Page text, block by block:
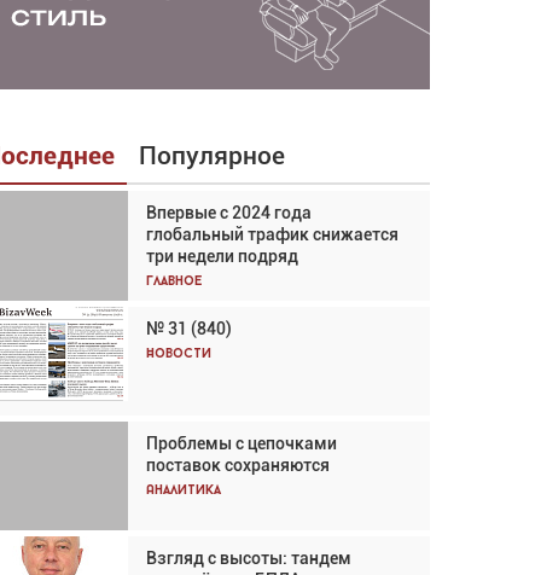
Популярное
Впервые с 2024 года
глобальный трафик снижается
три недели подряд
Главное
№ 31 (840)
Новости
Проблемы с цепочками
поставок сохраняются
Аналитика
Взгляд с высоты: тандем
Взгляд с высоты: тандем
вертолётов и БПЛА в
спасательных операциях
Главное
Авиационный фотограф Дэйв
Кох: «Фотография говорит сама
Впервые с 2024 года
глобальный трафик снижается
три недели подряд
Частный самолёт – это актив.